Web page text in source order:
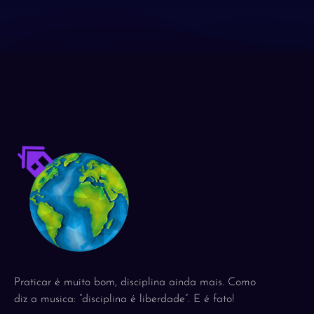
Praticar é muito bom, disciplina ainda mais. Como
diz a musica: “disciplina é liberdade”. E é fato!